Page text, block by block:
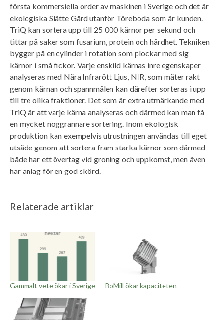
första kommersiella order av maskinen i Sverige och det är
ekologiska Slätte Gård utanför Töreboda som är kunden.
TriQ kan sortera upp till 25 000 kärnor per sekund och
tittar på saker som fusarium, protein och hårdhet. Tekniken
bygger på en cylinder i rotation som plockar med sig
kärnor i små fickor. Varje enskild kärnas inre egenskaper
analyseras med Nära Infrarött Ljus, NIR, som mäter rakt
genom kärnan och spannmålen kan därefter sorteras i upp
till tre olika fraktioner. Det som är extra utmärkande med
TriQ är att varje kärna analyseras och därmed kan man få
en mycket noggrannare sortering. Inom ekologisk
produktion kan exempelvis utrustningen användas till eget
utsäde genom att sortera fram starka kärnor som därmed
både har ett övertag vid groning och uppkomst, men även
har anlag för en god skörd.
Relaterade artiklar
Gammalt vete ökar i Sverige BoMill ökar kapaciteten